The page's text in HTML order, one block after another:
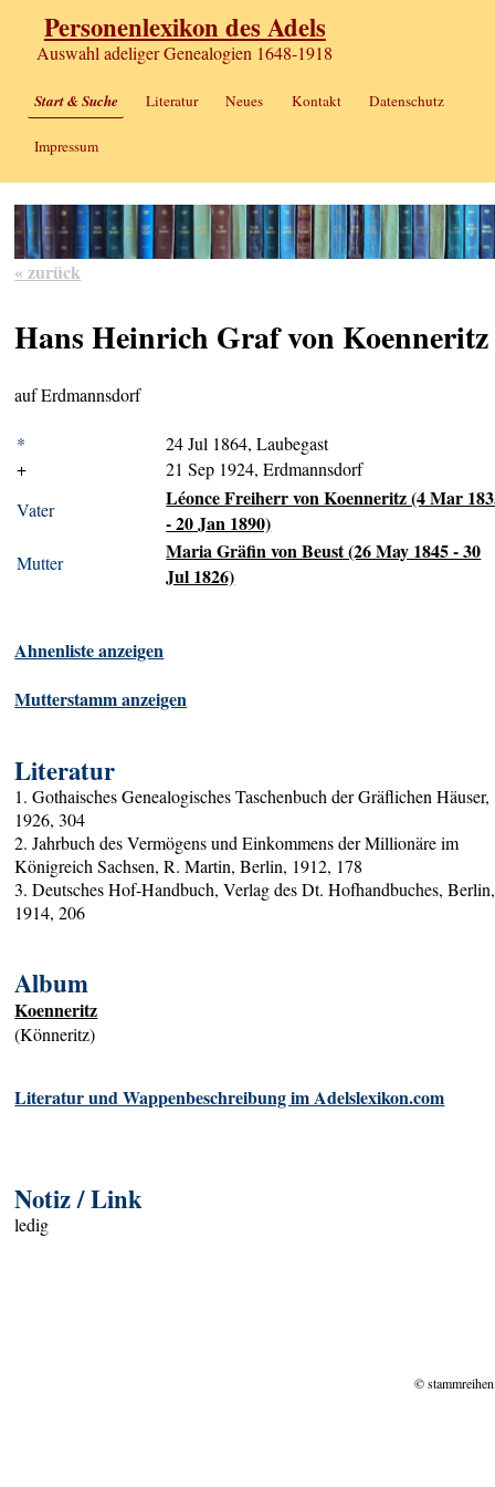
Personenlexikon des Adels
Auswahl adeliger Genealogien 1648-1918
Start & Suche Literatur Neues Kontakt Datenschutz
Impressum
« zurück
Hans Heinrich Graf von Koenneritz
auf Erdmannsdorf
*
24 Jul 1864, Laubegast
+
21 Sep 1924, Erdmannsdorf
Vater
Léonce Freiherr von Koenneritz (4 Mar
- 20 Jan 1890)
Mutter
Maria Gräfin von Beust (26 May 1845 - 30
Jul 1826)
Ahnenliste anzeigen
Mutterstamm anzeigen
Literatur
1. Gothaisches Genealogisches Taschenbuch der Gräflichen Häuser,
1926, 304
2. Jahrbuch des Vermögens und Einkommens der Millionäre im
Königreich Sachsen, R. Martin, Berlin, 1912, 178
3. Deutsches Hof-Handbuch, Verlag des Dt. Hofhandbuches, Berlin,
1914, 206
Album
Koenneritz
(Könneritz)
Literatur und Wappenbeschreibung im Adelslexikon.com
Notiz / Link
ledig
©